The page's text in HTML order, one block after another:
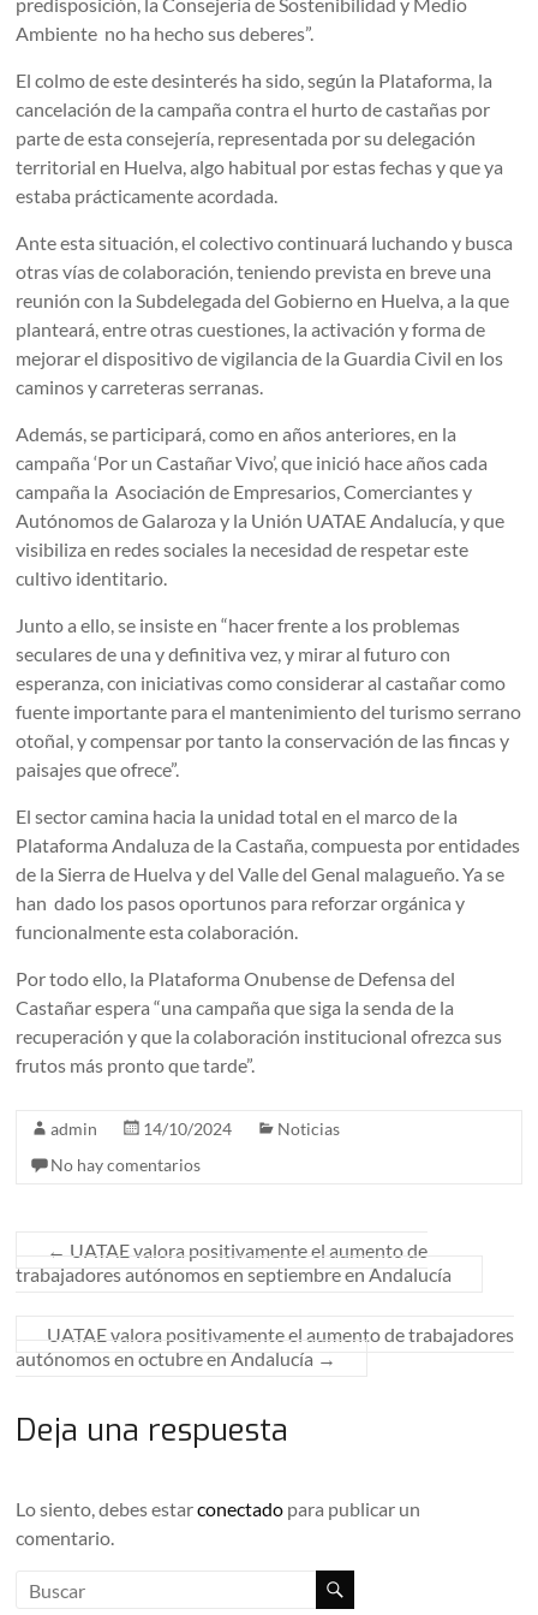
Ambiente no ha hecho sus deberes”.
El colmo de este desinterés ha sido, según la Plataforma, la
cancelación de la campaña contra el hurto de castañas por
parte de esta consejería, representada por su delegación
territorial en Huelva, algo habitual por estas fechas y que ya
estaba prácticamente acordada.
Ante esta situación, el colectivo continuará luchando y busca
otras vías de colaboración, teniendo prevista en breve una
reunión con la Subdelegada del Gobierno en Huelva, a la que
planteará, entre otras cuestiones, la activación y forma de
mejorar el dispositivo de vigilancia de la Guardia Civil en los
caminos y carreteras serranas.
Además, se participará, como en años anteriores, en la
campaña ‘Por un Castañar Vivo’, que inició hace años cada
campaña la Asociación de Empresarios, Comerciantes y
Autónomos de Galaroza y la Unión UATAE Andalucía, y que
visibiliza en redes sociales la necesidad de respetar este
cultivo identitario.
Junto a ello, se insiste en “hacer frente a los problemas
seculares de una y definitiva vez, y mirar al futuro con
esperanza, con iniciativas como considerar al castañar como
fuente importante para el mantenimiento del turismo serrano
otoñal, y compensar por tanto la conservación de las fincas y
paisajes que ofrece”.
El sector camina hacia la unidad total en el marco de la
Plataforma Andaluza de la Castaña, compuesta por entidades
de la Sierra de Huelva y del Valle del Genal malagueño. Ya se
han dado los pasos oportunos para reforzar orgánica y
funcionalmente esta colaboración.
Por todo ello, la Plataforma Onubense de Defensa del
Castañar espera “una campaña que siga la senda de la
recuperación y que la colaboración institucional ofrezca sus
frutos más pronto que tarde”.
admin 14/10/2024
Noticias
No hay comentarios
← UATAE valora positivamente el aumento de
trabajadores autónomos en septiembre en Andalucía
UATAE valora positivamente el aumento de trabajadores
autónomos en octubre en Andalucía →
Deja una respuesta
Lo siento, debes estarconectado para publicar un
comentario.